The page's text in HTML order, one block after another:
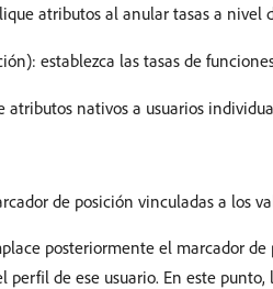
atributos al anular tasas a nivel
establezca las tasas de
atributos nativos a usuarios
de posición vinculadas a los
posteriormente el marcador
perfil de ese usuario. En este